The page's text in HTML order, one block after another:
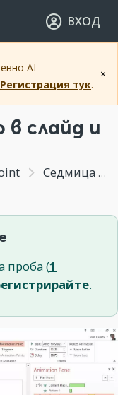
ВХОД
×
AI
Регистрация тук.
в слайд и
Седмица 7 - Как да добавяме впечатляващи акценти с видео, аудио и анимации.
проба (1
.